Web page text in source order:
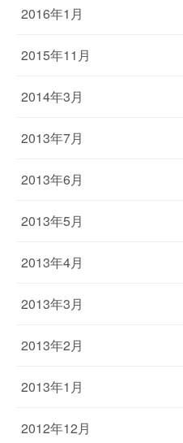
2016年1月
2015年11月
2014年3月
2013年7月
2013年6月
2013年5月
2013年4月
2013年3月
2013年2月
2013年1月
2012年12月